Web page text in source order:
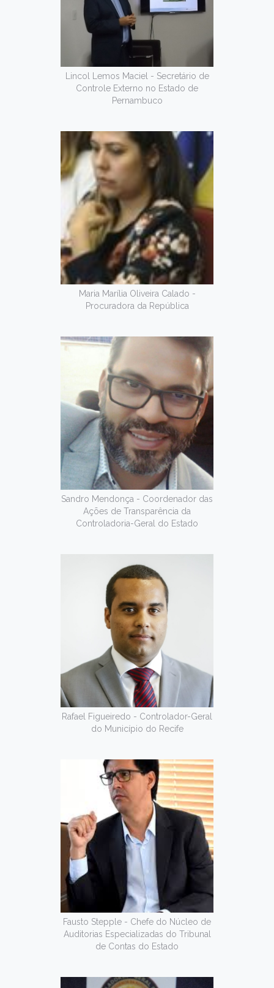
Lincol Lemos Maciel - Secretário de
Controle Externo no Estado de
Pernambuco
Maria Marília Oliveira Calado -
Procuradora da República
Sandro Mendonça - Coordenador das
Ações de Transparência da
Controladoria-Geral do Estado
Rafael Figueiredo - Controlador-Geral
do Município do Recife
Fausto Stepple - Chefe do Núcleo de
Auditorias Especializadas do Tribunal
de Contas do Estado